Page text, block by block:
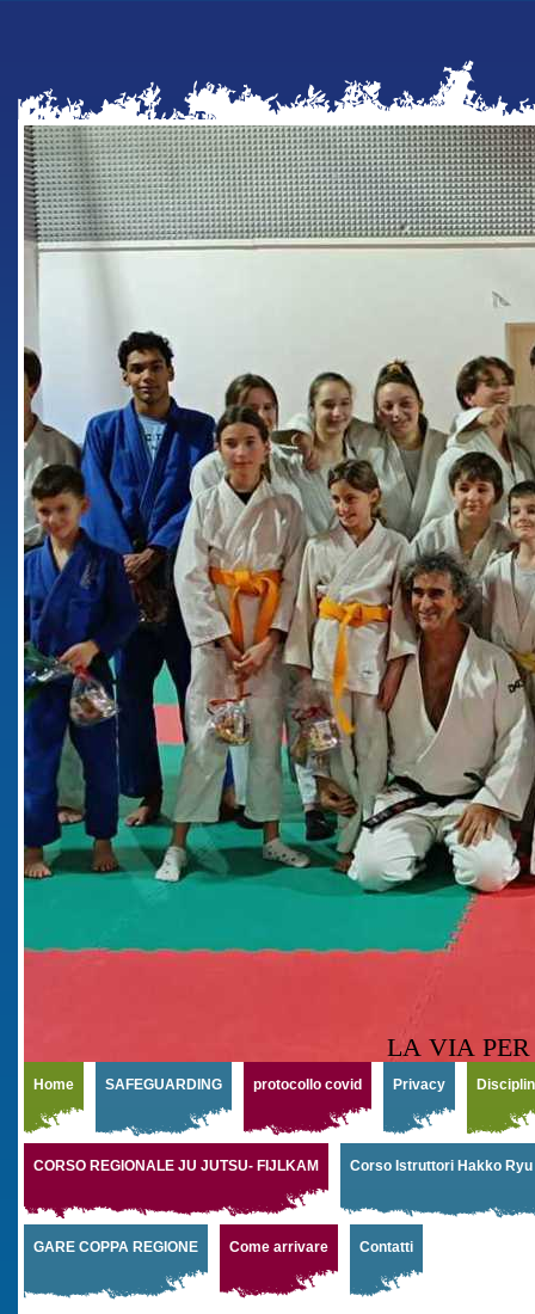
LA VIA PER
Home SAFEGUARDING protocollo covid Privacy
CORSO REGIONALE JU JUTSU- FIJLKAM Corso Istruttori Hakko Ryu
GARE COPPA REGIONE Come arrivare Contatti